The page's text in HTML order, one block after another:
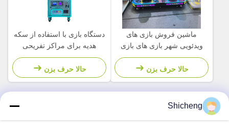
ماشین فروش بازی های
ویدئویی شهر بازی های بازی
های بازی های بازی های بازی
های بازی های بازی های بازی
های بازی های بازی های بازی
های بازی های بازی های بازی
های بازی های بازی های بازی
حالا حرف بزن
دستگاه بازی با استفاده از سکه
هدیه برای مراکز تفریحی
حالا حرف بزن
Shicheng